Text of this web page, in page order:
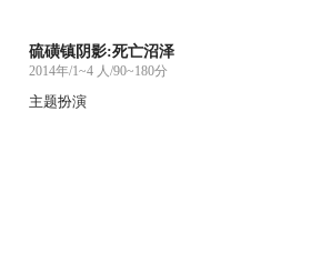
硫磺镇阴影:死亡沼泽
2014年/1~4 人/90~180分
主题扮演